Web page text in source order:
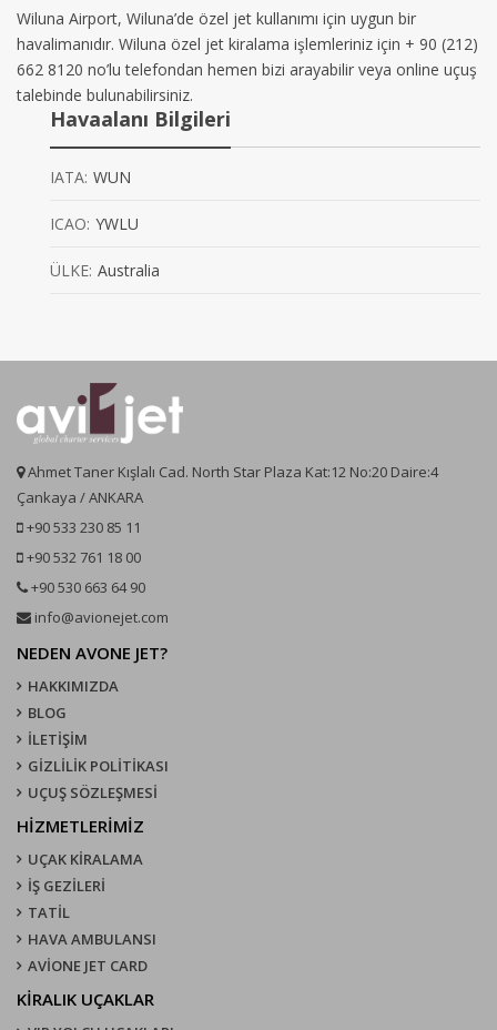
Wiluna Airport, Wiluna’de özel jet kullanımı için uygun bir
havalimanıdır. Wiluna özel jet kiralama işlemleriniz için + 90 (212)
662 8120 no’lu telefondan hemen bizi arayabilir veya online uçuş
talebinde bulunabilirsiniz.
Havaalanı Bilgileri
IATA: WUN
ICAO: YWLU
ÜLKE: Australia
Ahmet Taner Kışlalı Cad. North Star Plaza Kat:12 No:20 Daire:4
Çankaya / ANKARA
+90 533 230 85 11
+90 532 761 18 00
+90 530 663 64 90
info@avionejet.com
NEDEN AVONE JET?
HAKKIMIZDA
BLOG
İLETİŞİM
GİZLİLİK POLİTİKASI
UÇUŞ SÖZLEŞMESI
HİZMETLERİMİZ
UÇAK KIRALAMA
İŞ GEZİLERİ
TATİL
HAVA AMBULANSI
AVİONE JET CARD
KIRALIK UÇAKLAR